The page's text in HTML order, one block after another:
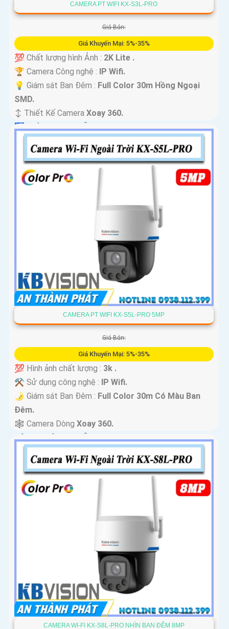
CAMERA PT WIFI KX-S3L-PRO
Giá Bán:
Giá Khuyến Mại: 5%-35%
💯 Chất lượng hình Ảnh : 2K Lite .
🏆 Camera Công nghệ : IP Wifi.
💡 Giám sát Ban Đêm : Full Color 30m Hồng Ngoại
SMD.
↕️ Thiết Kế Camera Xoay 360.
️🛃 Khả Năng :Thu Âm.
CAMERA PT WIFI KX-S5L-PRO 5MP
Giá Bán:
Giá Khuyến Mại: 5%-35%
💯 Hình ảnh chất lượng : 3k .
⚒ Sử dụng công nghệ : IP Wifi.
🌛 Giám sát Ban Đêm : Full Color 30m Có Màu Ban
Ðêm.
🕸️ Camera Dòng Xoay 360.
️📢 Đặt Điểm :Thu Âm Và Loa.
CAMERA WI-FI KX-S8L-PRO NHÌN BAN ĐÊM 8MP